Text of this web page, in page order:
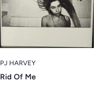
PJ HARVEY
Rid Of Me